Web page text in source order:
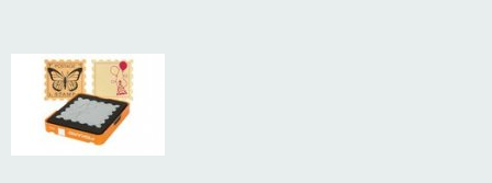
Aanbiedingen
Andere
Verzend - en verpakkingsk
Mijn account